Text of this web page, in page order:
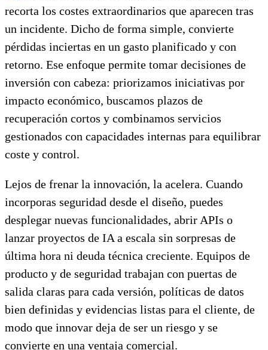
recorta los costes extraordinarios que aparecen tras
un incidente. Dicho de forma simple, convierte
pérdidas inciertas en un gasto planificado y con
retorno. Ese enfoque permite tomar decisiones de
inversión con cabeza: priorizamos iniciativas por
impacto económico, buscamos plazos de
recuperación cortos y combinamos servicios
gestionados con capacidades internas para equilibrar
coste y control.
Lejos de frenar la innovación, la acelera. Cuando
incorporas seguridad desde el diseño, puedes
desplegar nuevas funcionalidades, abrir APIs o
lanzar proyectos de IA a escala sin sorpresas de
última hora ni deuda técnica creciente. Equipos de
producto y de seguridad trabajan con puertas de
salida claras para cada versión, políticas de datos
bien definidas y evidencias listas para el cliente, de
modo que innovar deja de ser un riesgo y se
convierte en una ventaja comercial.